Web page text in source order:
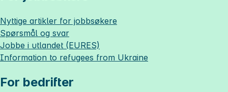
Nyttige artikler for jobbsøkere
Spørsmål og svar
Jobbe i utlandet (EURES)
Information to refugees from Ukraine
For bedrifter